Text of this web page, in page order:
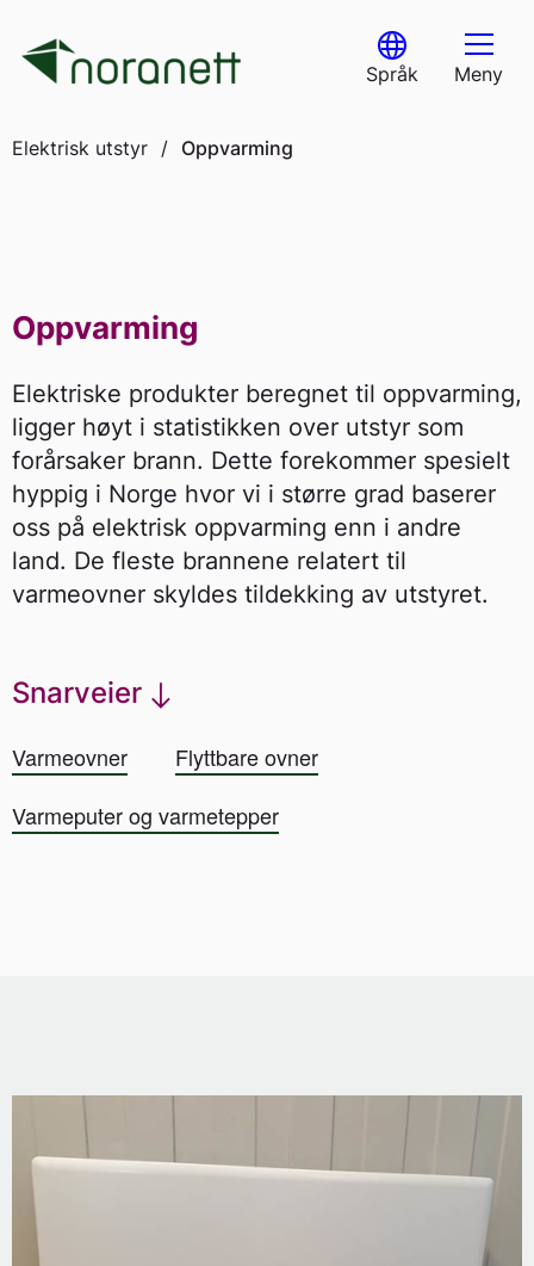
content
Språk
Select Language
Meny
Elektrisk utstyr / Oppvarming
Oppvarming
Elektriske produkter beregnet til oppvarming,
ligger høyt i statistikken over utstyr som
forårsaker brann. Dette forekommer spesielt
hyppig i Norge hvor vi i større grad baserer
oss på elektrisk oppvarming enn i andre
land. De fleste brannene relatert til
varmeovner skyldes tildekking av utstyret.
Snarveier
Varmeovner
Flyttbare ovner
Varmeputer og varmetepper